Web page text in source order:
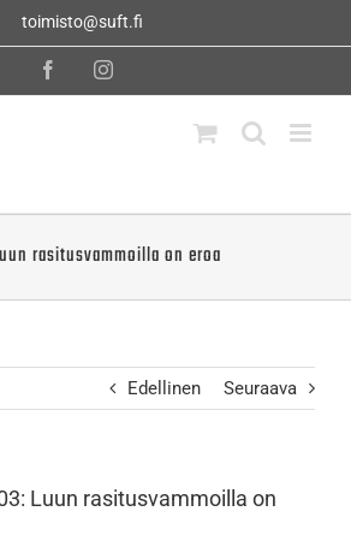
toimisto@suft.fi
FacebookInstagram
rasitusvammoilla on eroa
Edellinen Seuraava
Luun rasitusvammoilla on